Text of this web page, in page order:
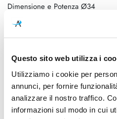
Questo sito web utilizza i
Utilizziamo i cookie per
annunci, per fornire
analizzare il nostro traffico.
informazioni sul modo in cui
Dimensione e Potenza Ø34
H. 381mm
topLED CRI 90 | 220-240 V | 17
Dimensione e Potenza Ø44
H. 473mm
topLED CRI 90 | 220-240 V | 23